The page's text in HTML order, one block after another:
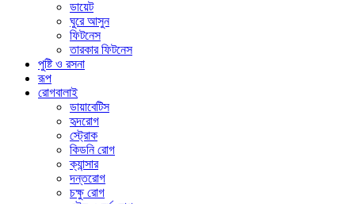
ডায়েট
ঘুরে আসুন
ফিটনেস
তারকার ফিটনেস
পুষ্টি ও রসনা
রূপ
রোগবালাই
ডায়াবেটিস
হৃদরোগ
স্ট্রোক
কিডনি রোগ
ক্যান্সার
দন্তরোগ
চক্ষু রোগ